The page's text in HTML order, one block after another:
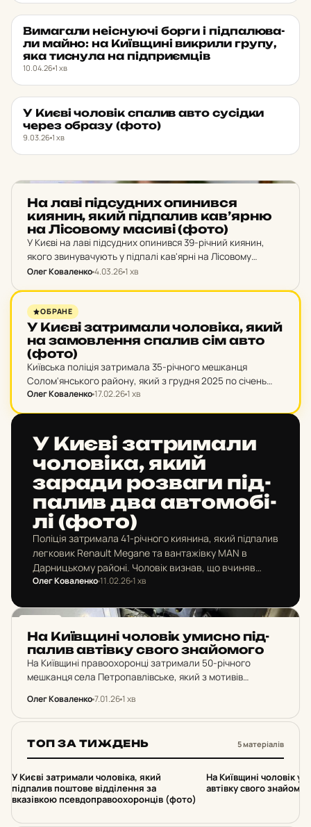
НОВИНИ ★ ОБРАНЕ
Ви­ма­га­ли не­іс­ну­ю­чі борги і під­па­лю­ва­
ли майно: на Ки­їв­щи­ні вик­ри­ли групу,
яка тис­ну­ла на під­при­єм­ців
10.04.26 1 хв
НОВИНИ ★ ОБРАНЕ
У Києві чо­ло­вік спалив авто су­сід­ки
через образу (фото)
9.03.26 1 хв
На лаві під­суд­них опи­нив­ся
киянин, який під­па­лив кав’яр­ню
на Лі­со­во­му масиві (фото)
У Києві на лаві підсудних опинився 39-річний киянин,
якого звинувачують у підпалі кав'ярні на Лісовому
масиві. Чоловік спалив заклад у вересні 2025 року через
Олег Коваленко4.03.261 хв
НОВИНИ
ОБРАНЕ
У Києві зат­ри­ма­ли чо­ло­ві­ка, який
на за­мов­лен­ня спалив сім авто
(фото)
Київська поліція затримала 35-річного мешканця
Солом'янського району, який з грудня 2025 по січень
2026 року підпалив сім автомобілів. Чоловік діяв за
Олег Коваленко17.02.261 хв
У Києві зат­ри­ма­ли
чо­ло­ві­ка, який
заради роз­ва­ги під­
па­лив два ав­то­мо­бі­
лі (фото)
Поліція затримала 41-річного киянина, який підпалив
легковик Renault Megane та вантажівку MAN в
Дарницькому районі. Чоловік визнав, що вчиняв
злочини задля розваги після вживання алкогольних
Олег Коваленко11.02.261 хв
На Ки­їв­щи­ні чо­ло­вік умисно під­
па­лив ав­тів­ку свого зна­йо­мо­го
На Київщині правоохоронці затримали 50-річного
мешканця села Петропавлівське, який з мотивів
свого знайомого. Чоловіку загрожує до 10 років
позбавлення волі за умисне знищення майна…
Олег Коваленко7.01.261 хв
ТОП ЗА ТИЖДЕНЬ 5 матеріалів
1
У Києві затримали чоловіка, який
підпалив поштове відділення за
вказівкою псевдоправоохоронців (фото)
2
На Київщині чоловік
автівку свого